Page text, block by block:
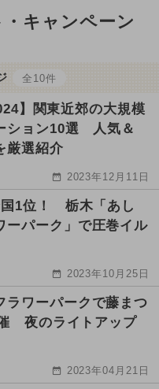
キャンペーン
全10件
】関東近郊の大規模
ション10選 人気＆
厳選紹介
2023年12月11日
1位！ 栃木「あし
ーパーク」で圧巻イル
2023年10月25日
ラワーパークで藤まつ
夜のライトアップ
2023年04月21日